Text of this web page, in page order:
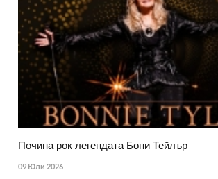
Почина рок легендата Бони Тейлър
09 Юли 2026